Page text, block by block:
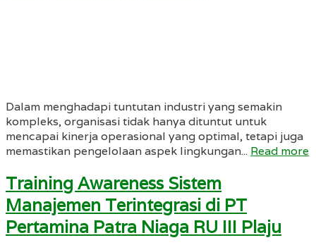
Dalam menghadapi tuntutan industri yang semakin
kompleks, organisasi tidak hanya dituntut untuk
mencapai kinerja operasional yang optimal, tetapi juga
memastikan pengelolaan aspek lingkungan... Read more
Training Awareness Sistem
Manajemen Terintegrasi di PT
Pertamina Patra Niaga RU III Plaju